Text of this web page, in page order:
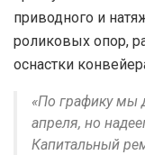
приводного и
роликовых опор,
оснастки
«По графику мы
апреля, но
Капитальный